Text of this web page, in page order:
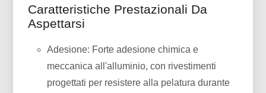
Caratteristiche Prestazionali Da
Aspettarsi
Adesione: Forte adesione chimica e
meccanica all'alluminio, con rivestimenti
progettati per resistere alla pelatura durante